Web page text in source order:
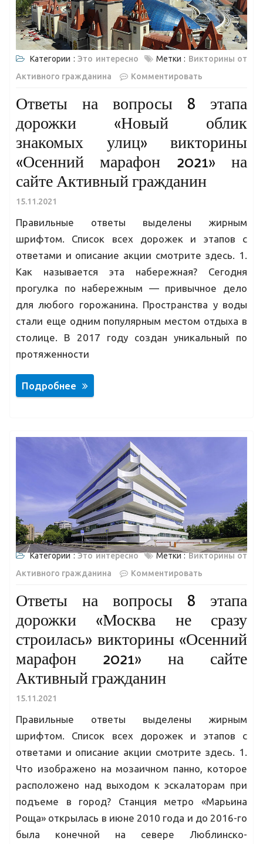
Категории :Это интересно Метки : Викторины от
Активного гражданина
Комментировать
Ответы на вопросы 8 этапа
дорожки «Новый облик
знакомых улиц» викторины
«Осенний марафон 2021» на
сайте Активный гражданин
15.11.2021
Правильные ответы выделены жирным
шрифтом. Список всех дорожек и этапов с
ответами и описание акции смотрите здесь. 1.
Как называется эта набережная? Сегодня
прогулка по набережным — привычное дело
для любого горожанина. Пространства у воды
стали еще одним популярным местом отдыха в
столице. В 2017 году создан уникальный по
протяженности
Подробнее
Категории :Это интересно Метки :Викторины от
Активного гражданина
Комментировать
Ответы на вопросы 8 этапа
дорожки «Москва не сразу
строилась» викторины «Осенний
марафон 2021» на сайте
Активный гражданин
15.11.2021
Правильные ответы выделены жирным
шрифтом. Список всех дорожек и этапов с
ответами и описание акции смотрите здесь. 1.
Что изображено на мозаичном панно, которое
расположено над выходом к эскалаторам при
подъеме в город? Станция метро «Марьина
Роща» открылась в июне 2010 года и до 2016-го
была конечной на севере Люблинско-